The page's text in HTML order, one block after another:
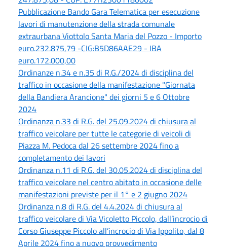
Pubblicazione Bando Gara Telematica per esecuzione
lavori di manutenzione della strada comunale
extraurbana Viottolo Santa Maria del Pozzo - Importo
euro.232.875,79 -CIG:B5D86AAE29 - IBA
euro.172.000,00
Ordinanze n.34 e n.35 di R.G./2024 di disciplina del
traffico in occasione della manifestazione "Giornata
della Bandiera Arancione" dei giorni 5 e 6 Ottobre
2024
Ordinanza n.33 di R.G. del 25.09.2024 di chiusura al
traffico veicolare per tutte le categorie di veicoli di
Piazza M. Pedoca dal 26 settembre 2024 fino a
completamento dei lavori
Ordinanza n.11 di R.G. del 30.05.2024 di disciplina del
traffico veicolare nel centro abitato in occasione delle
manifestazioni previste per il 1° e 2 giugno 2024
Ordinanza n.8 di R.G. del 4.4.2024 di chiusura al
traffico veicolare di Via Vicoletto Piccolo, dall’incrocio di
Corso Giuseppe Piccolo all’incrocio di Via Ippolito, dal 8
Aprile 2024 fino a nuovo provvedimento